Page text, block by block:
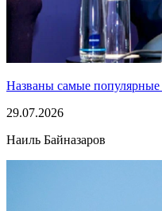
Названы самые
29.07.2026
Наиль Байназаров